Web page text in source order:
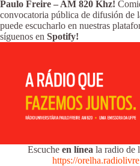
Paulo Freire – AM 820 Khz!
convocatoria pública de difusión de
puede escucharlo en nuestras
síguenos en Spotify!
Escuche en línea la radio de
https://